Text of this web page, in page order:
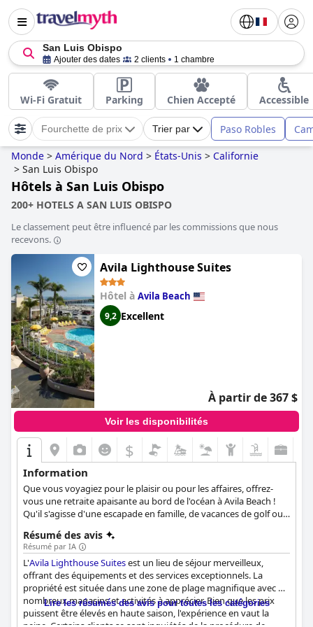
San Luis Obispo
Ajouter des dates 2 clients 1 chambre
Wi-Fi Gratuit Parking Chien Accepté Accessible
Fourchette de prix Trier par Paso Robles
Monde > Amérique du Nord > États-Unis > Californie
> San Luis Obispo
Hôtels à San Luis Obispo
200+ HOTELS A SAN LUIS OBISPO
Le classement peut être influencé par les commissions que nous
recevons.
Avila Lighthouse Suites
Hôtel à Avila Beach
9,2 Excellent
À partir de 367 $
Voir les disponibilités
$
Information
Que vous voyagiez pour le plaisir ou pour les affaires, offrez-
vous une retraite apaisante au bord de l'océan à Avila Beach !
Qu'il s'agisse d'une escapade en famille, de vacances de golf ou
romantique, l'Avila Lighthouse Suites est l'endroit idéal pour
découvrir la côte centrale de la Californie.
Résumé des avis
Résumé par IA
L'Avila Lighthouse Suitesest un lieu de séjour merveilleux,
offrant des équipements et des services exceptionnels. La
propriété est située dans une zone de plage magnifique avec de
nombreux magasins et activités à apprécier. Bien que les prix
puissent être élevés en haute saison, l'expérience en vaut la
Lire les résumés des avis pour toutes les catégories